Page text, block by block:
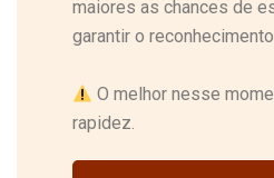
maiores as chances de
garantir o
O melhor nesse
rapidez.